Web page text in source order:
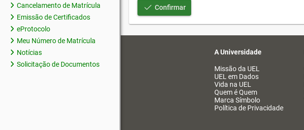
Cancelamento de Matrícula
Emissão de Certificados
eProtocolo
Meu Número de Matrícula
Notícias
Solicitação de Documentos
Confirmar
A Universidade
Missão da UEL
UEL em Dados
Vida na UEL
Quem é Quem
Marca Símbolo
Política de Privacidade